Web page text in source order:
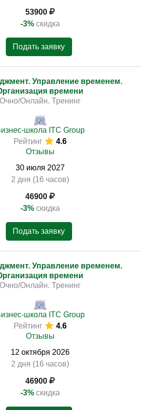
53900
-3% скидка
Подать заявку
Управление временем.
времени
Очно/Онлайн. Тренинг
школа ITC Group
Рейтинг
4.6
Отзывы
30 июля 2027
2 дня (16 часов)
46900
-3% скидка
Подать заявку
Управление временем.
времени
Очно/Онлайн. Тренинг
школа ITC Group
Рейтинг
4.6
Отзывы
12 октября 2026
2 дня (16 часов)
46900
-3% скидка